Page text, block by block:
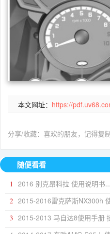
本文网址： https://
分享/收藏：喜欢的朋友，记得复
随便看看
1 2016 别克昂科拉 使用说明书...
2 2015-2016雷克萨斯NX300h
3 2015-2013 马自达8使用手册